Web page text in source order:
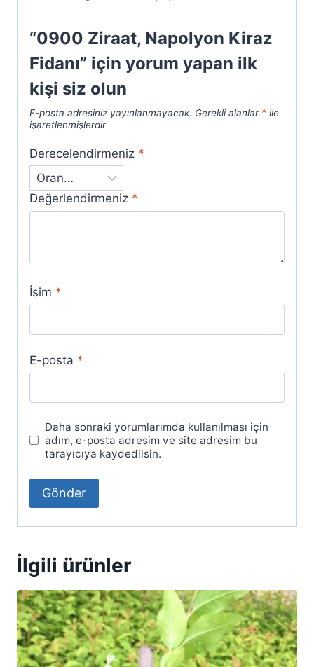
“0900 Ziraat, Napolyon Kiraz
Fidanı” için yorum yapan ilk
kişi siz olun
E-posta adresiniz yayınlanmayacak. Gerekli alanlar * ile
işaretlenmişlerdir
Derecelendirmeniz *
Değerlendirmeniz *
İsim *
E-posta *
Daha sonraki yorumlarımda kullanılması için
adım, e-posta adresim ve site adresim bu
tarayıcıya kaydedilsin.
İlgili ürünler